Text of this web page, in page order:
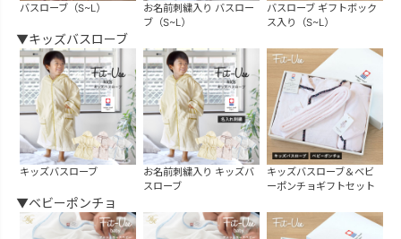
バスローブ（S~L）
お名前刺繍入り バスロー
ブ（S~L）
バスローブ ギフトボック
ス入り（S~L）
▼キッズバスローブ
キッズバスローブ
お名前刺繍入り キッズバ
スローブ
キッズバスローブ＆ベビ
ーポンチョギフトセット
▼ベビーポンチョ